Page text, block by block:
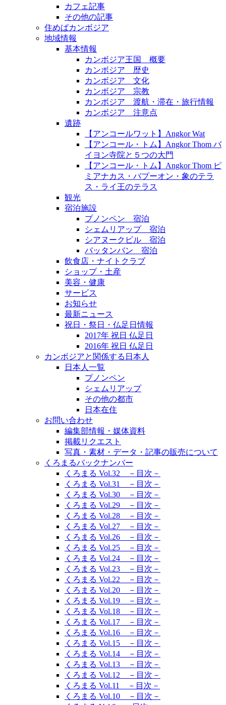
カフェ記事
その他の記事
住めばカンボジア
地域情報
基本情報
カンボジア王国 概要
カンボジア 歴史
カンボジア 文化
カンボジア 宗教
カンボジア 渡航・滞在・旅行情報
カンボジア 注意点
遺跡
【アンコールワット】Angkor Wat
【アンコール・トム】Angkor Thom バ
イヨン寺院と５つの大門
【アンコール・トム】Angkor Thom ピ
ミアナカス・バプーオン・象のテラ
ス・ライ王のテラス
観光
宿泊施設
プノンペン 宿泊
シェムリアップ 宿泊
シアヌークビル 宿泊
バッタンバン 宿泊
飲食店・ナイトクラブ
ショップ・土産
美容・健康
サービス
お知らせ
最新ニュース
祝日・祭日・仏足日情報
2017年 祝日 仏足日
2016年 祝日 仏足日
カンボジアと関係する日本人
日本人一覧
プノンペン
シェムリアップ
その他の都市
日本在住
お問い合わせ
編集部情報・媒体資料
掲載リクエスト
写真・素材・データ・記事の販売について
くろまるバックナンバー
くろまる Vol.32 －目次－
くろまる Vol.31 －目次－
くろまる Vol.30 －目次－
くろまる Vol.29 －目次－
くろまる Vol.28 －目次－
くろまる Vol.27 －目次－
くろまる Vol.26 －目次－
くろまる Vol.25 －目次－
くろまる Vol.24 －目次－
くろまる Vol.23 －目次－
くろまる Vol.22 －目次－
くろまる Vol.20 －目次－
くろまる Vol.19 －目次－
くろまる Vol.18 －目次－
くろまる Vol.17 －目次－
くろまる Vol.16 －目次－
くろまる Vol.15 －目次－
くろまる Vol.14 －目次－
くろまる Vol.13 －目次－
くろまる Vol.12 －目次－
くろまる Vol.11 －目次－
くろまる Vol.10 －目次－